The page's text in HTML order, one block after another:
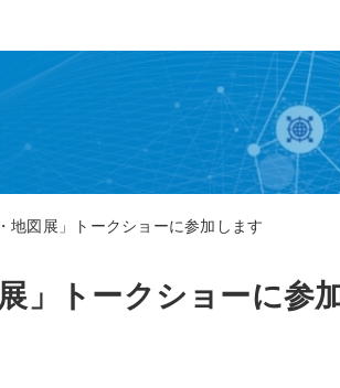
地図展」トークショーに参加します
」トークショーに参